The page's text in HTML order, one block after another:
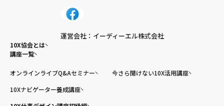
運営会社：イーディーエル株式会社
10X協会とは
講座一覧
オンラインライブQ&Aセミナー
今さら聞けない10X活用講座
10Xナビゲーター養成講座